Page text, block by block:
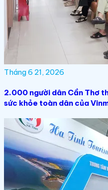
Tháng 6 21, 2026
2.000 người dân Cần Thơ
sức khỏe toàn dân của